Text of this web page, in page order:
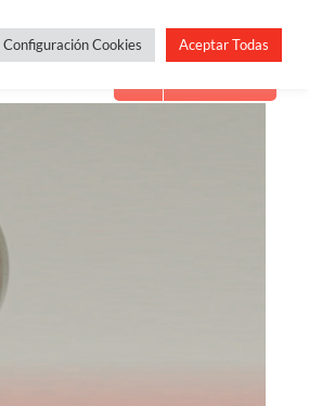
Servicios Blog
Configuración Cookies Aceptar Todas